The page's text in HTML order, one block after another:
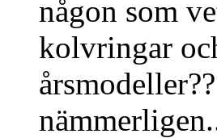
någon som
kolvringar